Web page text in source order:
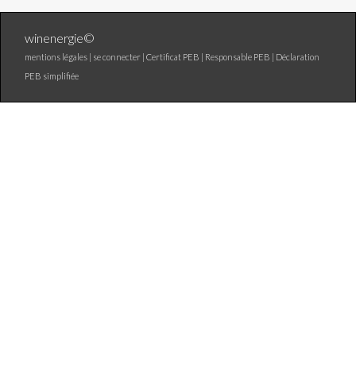
winenergie©
mentions légales | se connecter Certificat PEB Responsable PEB
Déclaration
PEB simplifiée